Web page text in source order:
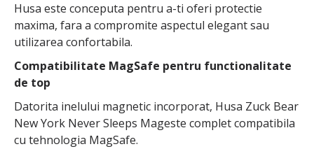
Husa este conceputa pentru a-ti oferi protectie
maxima, fara a compromite aspectul elegant sau
utilizarea confortabila.
Compatibilitate MagSafe pentru functionalitate
de top
Datorita inelului magnetic incorporat, Husa Zuck Bear
New York Never Sleeps Mageste complet compatibila
cu tehnologia MagSafe.